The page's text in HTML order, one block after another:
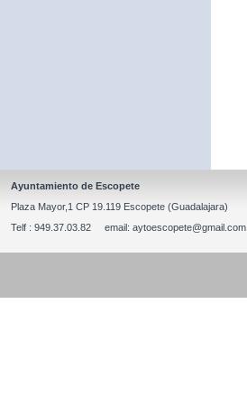
Ayuntamiento de Escopete
Plaza Mayor,1 CP 19.119 Escopete (Guadalajara)
Telf : 949.37.03.82 email: aytoescopete@gmail.com